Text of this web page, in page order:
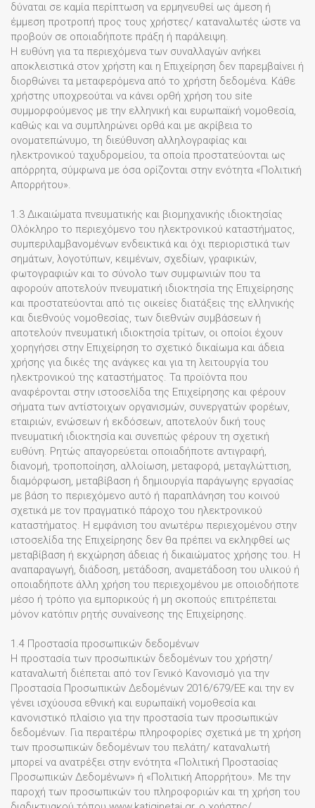
δύναται σε καμία περίπτωση να ερμηνευθεί ως άμεση ή
έμμεση προτροπή προς τους χρήστες/ καταναλωτές ώστε να
προβούν σε οποιαδήποτε πράξη ή παράλειψη.
Η ευθύνη για τα περιεχόμενα των συναλλαγών ανήκει
αποκλειστικά στον χρήστη και η Επιχείρηση δεν παρεμβαίνει ή
διορθώνει τα μεταφερόμενα από το χρήστη δεδομένα. Κάθε
χρήστης υποχρεούται να κάνει ορθή χρήση του site
συμμορφούμενος με την ελληνική και ευρωπαϊκή νομοθεσία,
καθώς και να συμπληρώνει ορθά και με ακρίβεια το
ονοματεπώνυμο, τη διεύθυνση αλληλογραφίας και
ηλεκτρονικού ταχυδρομείου, τα οποία προστατεύονται ως
απόρρητα, σύμφωνα με όσα ορίζονται στην ενότητα «Πολιτική
Απορρήτου».
1.3 Δικαιώματα πνευματικής και βιομηχανικής ιδιοκτησίας
Ολόκληρο το περιεχόμενο του ηλεκτρονικού καταστήματος,
συμπεριλαμβανομένων ενδεικτικά και όχι περιοριστικά των
σημάτων, λογοτύπων, κειμένων, σχεδίων, γραφικών,
φωτογραφιών και το σύνολο των συμφωνιών που τα
αφορούν αποτελούν πνευματική ιδιοκτησία της Επιχείρησης
και προστατεύονται από τις οικείες διατάξεις της ελληνικής
και διεθνούς νομοθεσίας, των διεθνών συμβάσεων ή
αποτελούν πνευματική ιδιοκτησία τρίτων, οι οποίοι έχουν
χορηγήσει στην Επιχείρηση το σχετικό δικαίωμα και άδεια
χρήσης για δικές της ανάγκες και για τη λειτουργία του
ηλεκτρονικού της καταστήματος. Τα προϊόντα που
αναφέρονται στην ιστοσελίδα της Επιχείρησης και φέρουν
σήματα των αντίστοιχων οργανισμών, συνεργατών φορέων,
εταιριών, ενώσεων ή εκδόσεων, αποτελούν δική τους
πνευματική ιδιοκτησία και συνεπώς φέρουν τη σχετική
ευθύνη. Ρητώς απαγορεύεται οποιαδήποτε αντιγραφή,
διανομή, τροποποίηση, αλλοίωση, μεταφορά, μεταγλώττιση,
διαμόρφωση, μεταβίβαση ή δημιουργία παράγωγης εργασίας
με βάση το περιεχόμενο αυτό ή παραπλάνηση του κοινού
σχετικά με τον πραγματικό πάροχο του ηλεκτρονικού
καταστήματος. Η εμφάνιση του ανωτέρω περιεχομένου στην
ιστοσελίδα της Επιχείρησης δεν θα πρέπει να εκληφθεί ως
μεταβίβαση ή εκχώρηση άδειας ή δικαιώματος χρήσης του. Η
αναπαραγωγή, διάδοση, μετάδοση, αναμετάδοση του υλικού ή
οποιαδήποτε άλλη χρήση του περιεχομένου με οποιοδήποτε
μέσο ή τρόπο για εμπορικούς ή μη σκοπούς επιτρέπεται
μόνον κατόπιν ρητής συναίνεσης της Επιχείρησης.
1.4 Προστασία προσωπικών δεδομένων
Η προστασία των προσωπικών δεδομένων του χρήστη/
καταναλωτή διέπεται από τον Γενικό Κανονισμό για την
Προστασία Προσωπικών Δεδομένων 2016/679/ΕΕ και την εν
γένει ισχύουσα εθνική και ευρωπαϊκή νομοθεσία και
κανονιστικό πλαίσιο για την προστασία των προσωπικών
δεδομένων. Για περαιτέρω πληροφορίες σχετικά με τη χρήση
των προσωπικών δεδομένων του πελάτη/ καταναλωτή
μπορεί να ανατρέξει στην ενότητα «Πολιτική Προστασίας
Προσωπικών Δεδομένων» ή «Πολιτική Απορρήτου». Με την
παροχή των προσωπικών του πληροφοριών και τη χρήση του